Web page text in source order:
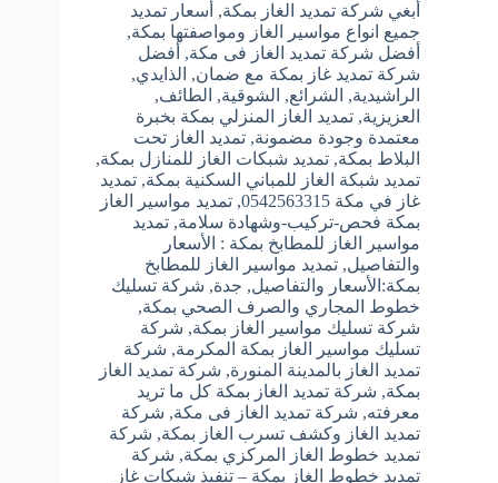
أبغي شركة تمديد الغاز بمكة, أسعار تمديد
جميع انواع مواسير الغاز ومواصفتها بمكة,
أفضل شركة تمديد الغاز فى مكة, أفضل
شركة تمديد غاز بمكة مع ضمان, الذايدي,
الراشيدية, الشرائع, الشوقية, الطائف,
العزيزية, تمديد الغاز المنزلي بمكة بخبرة
معتمدة وجودة مضمونة, تمديد الغاز تحت
البلاط بمكة, تمديد شبكات الغاز للمنازل بمكة,
تمديد شبكة الغاز للمباني السكنية بمكة, تمديد
غاز في مكة 0542563315
, تمديد مواسير الغاز
بمكة فحص-تركيب-وشهادة سلامة, تمديد
مواسير الغاز للمطابخ بمكة : الأسعار
والتفاصيل, تمديد مواسير الغاز للمطابخ
بمكة:الأسعار والتفاصيل, جدة, شركة تسليك
خطوط المجاري والصرف الصحي بمكة,
شركة تسليك مواسير الغاز بمكة, شركة
تسليك مواسير الغاز بمكة المكرمة, شركة
تمديد الغاز بالمدينة المنورة, شركة تمديد الغاز
بمكة, شركة تمديد الغاز بمكة كل ما تريد
معرفته, شركة تمديد الغاز فى مكة, شركة
تمديد الغاز وكشف تسرب الغاز بمكة, شركة
تمديد خطوط الغاز المركزي بمكة, شركة
تمديد خطوط الغاز بمكة – تنفيذ شبكات غاز